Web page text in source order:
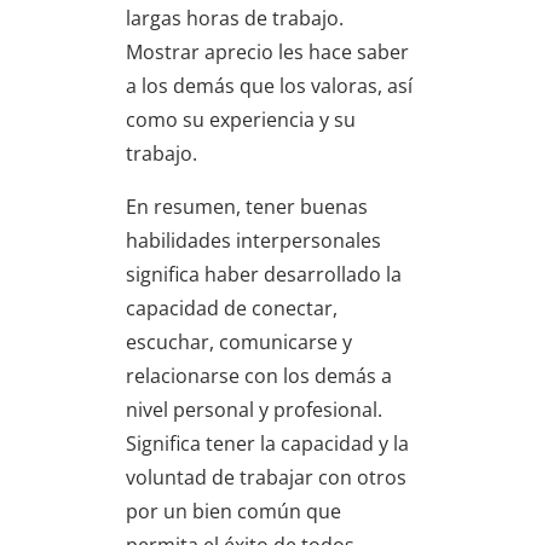
largas horas de trabajo.
Mostrar aprecio les hace saber
a los demás que los valoras, así
como su experiencia y su
trabajo.
En resumen, tener buenas
habilidades interpersonales
significa haber desarrollado la
capacidad de conectar,
escuchar, comunicarse y
relacionarse con los demás a
nivel personal y profesional.
Significa tener la capacidad y la
voluntad de trabajar con otros
por un bien común que